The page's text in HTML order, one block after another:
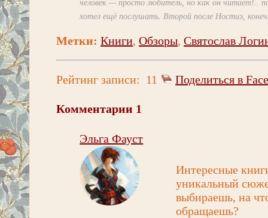
человек — просто любитель, но как он читает!..
хотел ещё послушать. Второй после Ностиэ,
Метки: Книги,Обзоры,Святослав
Рейтинг записи: 11 Поделиться в
Комментарии 1
Эльга Фауст
Интересные
уникальный
выбираешь, на
обращаешь?